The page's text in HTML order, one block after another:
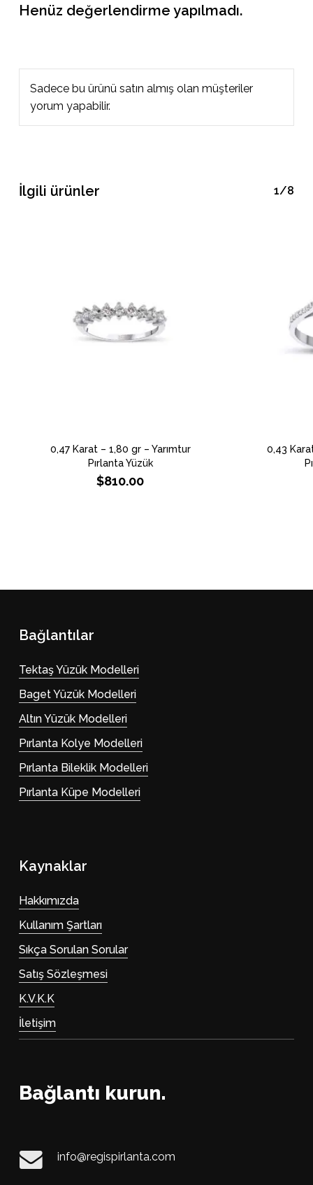
Henüz değerlendirme yapılmadı.
Sadece bu ürünü satın almış olan müşteriler
yorum yapabilir.
İlgili ürünler 1/8
0,47 Karat – 1,80 gr – Yarımtur
Pırlanta Yüzük
$810.00
0,43
Bağlantılar
Tektaş Yüzük Modelleri
Baget Yüzük Modelleri
Altın Yüzük Modelleri
Pırlanta Kolye Modelleri
Pırlanta Bileklik Modelleri
Pırlanta Küpe Modelleri
Kaynaklar
Hakkımızda
Kullanım Şartları
Sıkça Sorulan Sorular
Satış Sözleşmesi
K.V.K.K
İletişim
Bağlantı kurun.
info@regispirlanta.com